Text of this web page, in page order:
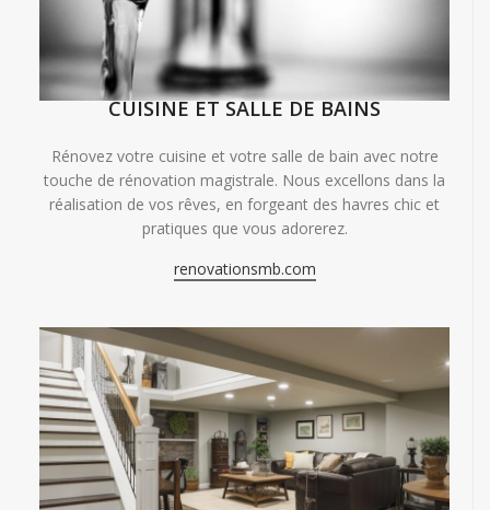
CUISINE ET SALLE DE BAINS
Rénovez votre cuisine et votre salle de bain avec notre
touche de rénovation magistrale. Nous excellons dans la
réalisation de vos rêves, en forgeant des havres chic et
pratiques que vous adorerez.
renovationsmb.com